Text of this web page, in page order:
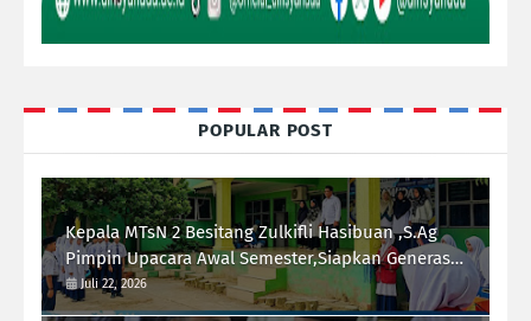
POPULAR POST
Kepala MTsN 2 Besitang Zulkifli Hasibuan ,S.Ag
Pimpin Upacara Awal Semester,Siapkan Generasi
Berkarakter dan Berprestasi
Juli 22, 2026